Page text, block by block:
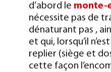
d’abord le monte-
nécessite pas de
dénaturant pas ,
et qui, lorsqu’il
replier (siège et
cette façon